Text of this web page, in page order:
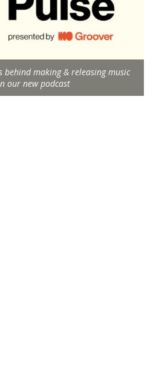
behind making & releasing music
our new podcast